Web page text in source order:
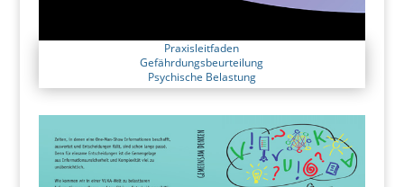
Praxisleitfaden
Gefährdungsbeurteilung
Psychische Belastung